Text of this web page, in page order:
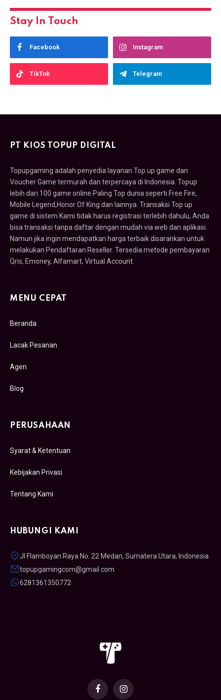
Stay In Touch
Facebook Instagram
TikTok Telegram
PT KIOS TOPUP DIGITAL
Topupgaming adalah penyedia layanan Top up game dan
Voucher Game termurah dan terpercaya di Indonesia. Topup
lebih dari 100 game online Paling Top dunia seperti Free Fire,
Mobile Legend,Honor Of King dan lainnya. Transaksi Top up
game di sistem Kami tidak harus registrasi terlebih dahulu, Anda
bisa transaksi tanpa daftar dengan mudah via web dan aplikasi.
Namun jika ingin mendapatkan harga terbaik disarankan untuk
melakukan Pendaftaran Reseller. Tersedia metode pembayaran
Qris, Emoney, Alfamart, Virtual Account.
MENU CEPAT
Beranda
Lacak Pesanan
Agen
Blog
PERUSAHAAN
Syarat & Ketentuan
Kebijakan Privasi
Tentang Kami
HUBUNGI KAMI
Jl Flamboyan Raya No. 22 Medan, Sumatera Utara, Indonesia
topupgamingcom@gmail.com
6281361350772
FacebookInstagram